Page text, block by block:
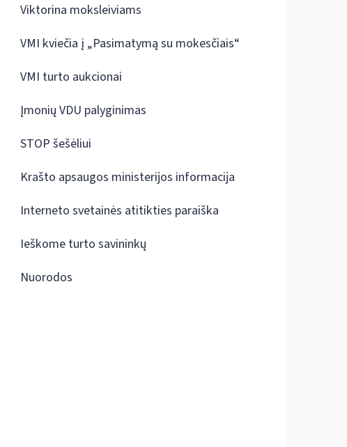
Viktorina moksleiviams
VMI kviečia į „Pasimatymą su mokesčiais“
VMI turto aukcionai
Įmonių VDU palyginimas
STOP šešėliui
Krašto apsaugos ministerijos informacija
Interneto svetainės atitikties paraiška
Ieškome turto savininkų
Nuorodos